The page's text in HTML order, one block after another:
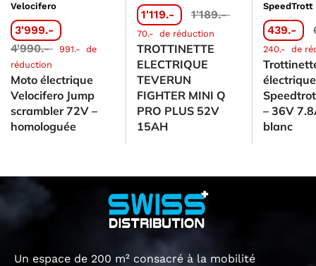
Velocifero
3'999.-
4'990.-
991.- de
réduction
Moto électrique
Velocifero Jump
scrambler 72V –
homologuée
1'119.- 1'189.-
70.- de réduction
TROTTINETTE
ELECTRIQUE
TEVERUN
FIGHTER MINI Q
PRO PLUS 52V
15AH
SpeedTrott
439.-
240.- de
électrique
– 36V
blanc
Un espace de 200 m² consacré à la mobilité